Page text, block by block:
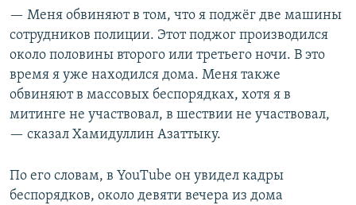
— Меня обвиняют в том, что я поджёг две машины
сотрудников полиции. Этот поджог производился
около половины второго или третьего ночи. В это
время я уже находился дома. Меня также
обвиняют в массовых беспорядках, хотя я в
митинге не участвовал, в шествии не участвовал,
— сказал Хамидуллин Азаттыку.
По его словам, в YouTube он увидел кадры
беспорядков, около девяти вечера из дома